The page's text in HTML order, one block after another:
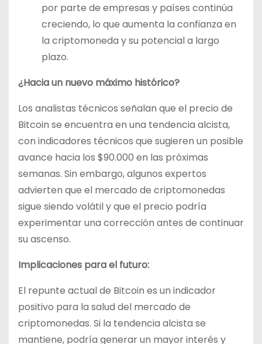
por parte de empresas y países continúa
creciendo, lo que aumenta la confianza en
la criptomoneda y su potencial a largo
plazo.
¿Hacia un nuevo máximo histórico?
Los analistas técnicos señalan que el precio de
Bitcoin se encuentra en una tendencia alcista,
con indicadores técnicos que sugieren un posible
avance hacia los $90.000 en las próximas
semanas. Sin embargo, algunos expertos
advierten que el mercado de criptomonedas
sigue siendo volátil y que el precio podría
experimentar una corrección antes de continuar
su ascenso.
Implicaciones para el futuro:
El repunte actual de Bitcoin es un indicador
positivo para la salud del mercado de
criptomonedas. Si la tendencia alcista se
mantiene, podría generar un mayor interés y